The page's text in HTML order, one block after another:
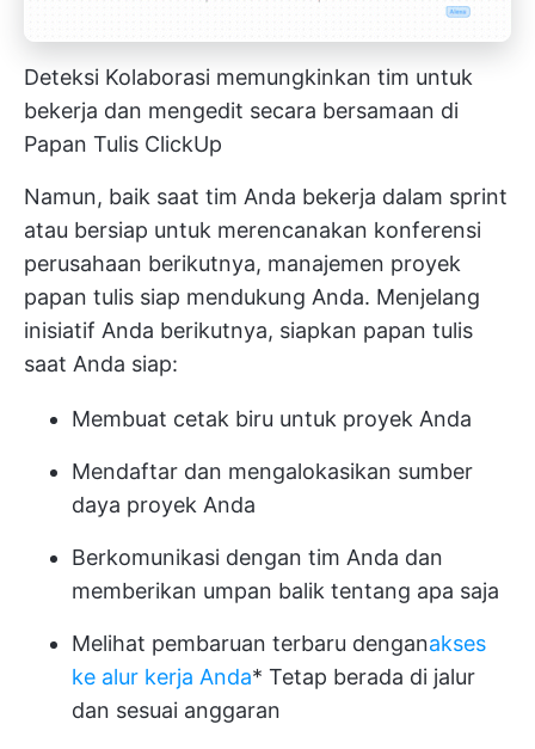
Deteksi Kolaborasi memungkinkan tim untuk
bekerja dan mengedit secara bersamaan di
Papan Tulis ClickUp
Namun, baik saat tim Anda bekerja dalam sprint
atau bersiap untuk merencanakan konferensi
perusahaan berikutnya, manajemen proyek
papan tulis siap mendukung Anda. Menjelang
inisiatif Anda berikutnya, siapkan papan tulis
saat Anda siap:
Membuat cetak biru untuk proyek Anda
Mendaftar dan mengalokasikan sumber
daya proyek Anda
Berkomunikasi dengan tim Anda dan
memberikan umpan balik tentang apa saja
Melihat pembaruan terbaru denganakses
ke alur kerja Anda* Tetap berada di jalur
dan sesuai anggaran